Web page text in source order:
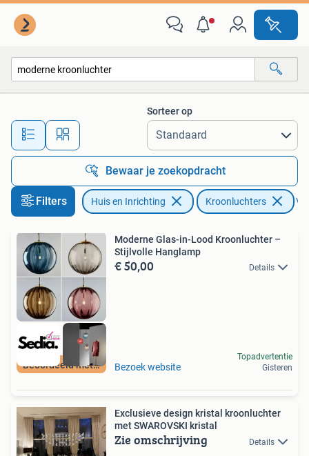
Alle afstanden…
Sorteer op
Bewaar je zoekopdracht
Filters Huis en Inrichting Kroonluchters
Beoordeeld met 9+
Moderne Glas-in-Lood Kroonluchter –
Stijlvolle Hanglamp
€ 50,00 Details
Bezoek website
Topadvertentie
Gisteren
Exclusieve design kristal kroonluchter
met SWAROVSKI kristal
Zie omschrijving Details